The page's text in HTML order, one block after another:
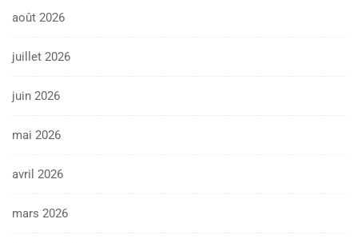
août 2026
juillet 2026
juin 2026
mai 2026
avril 2026
mars 2026